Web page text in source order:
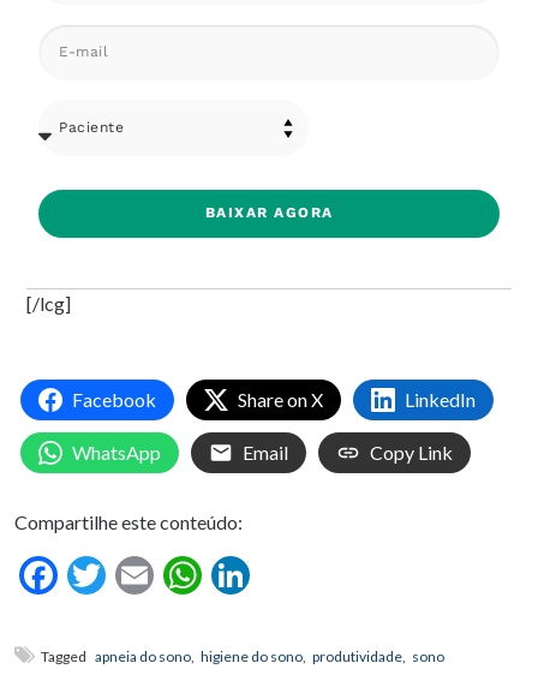
BAIXAR AGORA
[/lcg]
Facebook Share on X LinkedIn
WhatsApp Email Copy Link
Compartilhe este conteúdo:
Facebook
Twitter
EmailWhatsApp
Tagged apneia do sono, higiene do sono, produtividade, sono